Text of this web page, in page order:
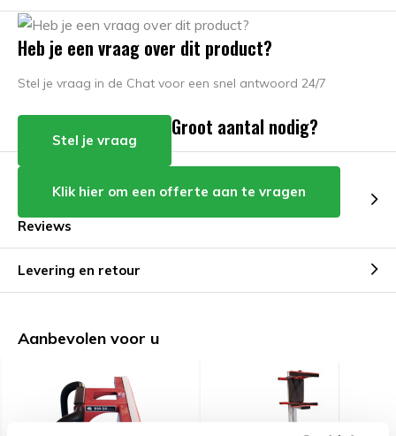
Heb je een vraag over dit product?
Stel je vraag in de Chat voor een snel antwoord 24/7
Stel je vraag
Groot aantal nodig?
Klik hier om een offerte aan te vragen
Reviews
Levering en retour
Aanbevolen voor u